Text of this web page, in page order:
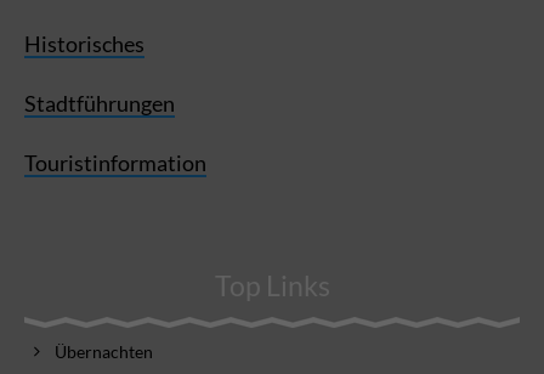
Historisches
Stadtführungen
Touristinformation
Top Links
Übernachten